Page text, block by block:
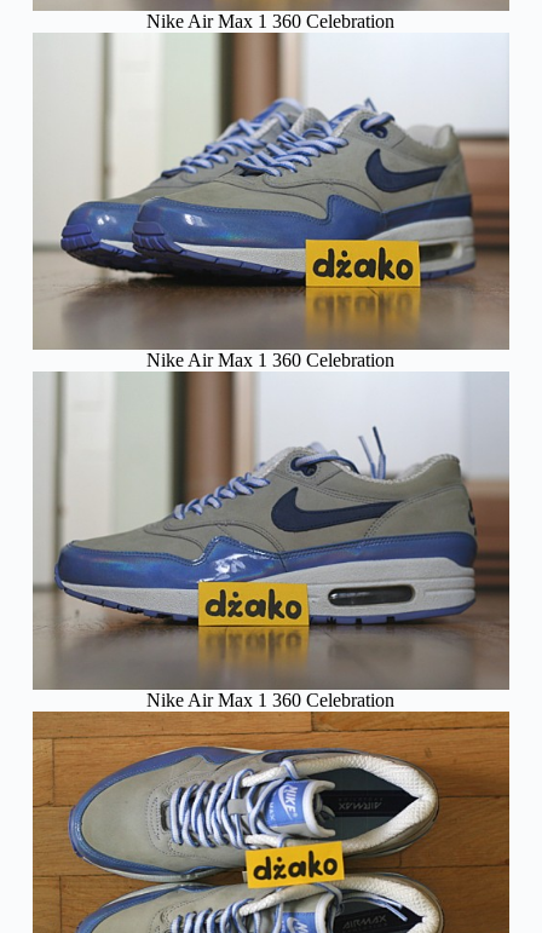
Nike Air Max 1 360 Celebration
Nike Air Max 1 360 Celebration
Nike Air Max 1 360 Celebration